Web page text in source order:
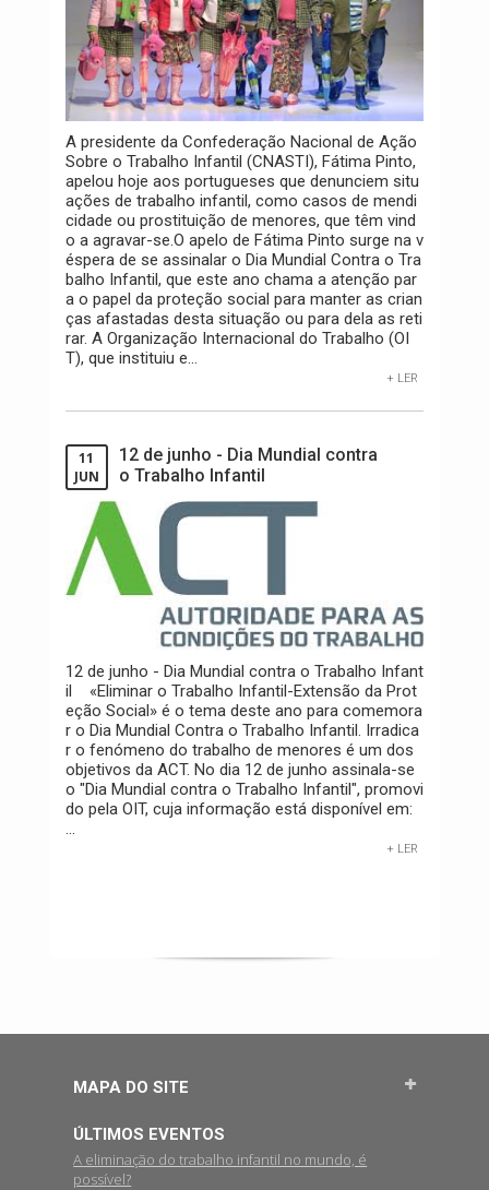
A presidente da Confederação Nacional de Ação
Sobre o Trabalho Infantil (CNASTI), Fátima Pinto,
apelou hoje aos portugueses que denunciem situ
ações de trabalho infantil, como casos de mendi
cidade ou prostituição de menores, que têm vind
o a agravar-se.O apelo de Fátima Pinto surge na v
éspera de se assinalar o Dia Mundial Contra o Tra
balho Infantil, que este ano chama a atenção par
a o papel da proteção social para manter as crian
ças afastadas desta situação ou para dela as reti
rar. A Organização Internacional do Trabalho (OI
T), que instituiu e...
+ LER
11
JUN
12 de junho - Dia Mundial contra
o Trabalho Infantil
12 de junho - Dia Mundial contra o Trabalho Infant
il «Eliminar o Trabalho Infantil-Extensão da Prot
eção Social» é o tema deste ano para comemora
r o Dia Mundial Contra o Trabalho Infantil. Irradica
r o fenómeno do trabalho de menores é um dos
objetivos da ACT. No dia 12 de junho assinala-se
o "Dia Mundial contra o Trabalho Infantil", promovi
do pela OIT, cuja informação está disponível em:
...
+ LER
MAPA DO SITE
ÚLTIMOS EVENTOS
A eliminação do trabalho infantil no mundo, é
possível?